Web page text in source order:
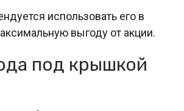
использовать его в
выгоду от акции.
под крышкой